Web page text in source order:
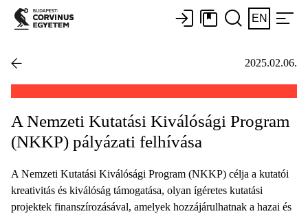
EN
2025.02.06.
A Nemzeti Kutatási Kiválósági Program
(NKKP) pályázati felhívása
A Nemzeti Kutatási Kiválósági Program (NKKP) célja a kutatói
kreativitás és kiválóság támogatása, olyan ígéretes kutatási
projektek finanszírozásával, amelyek hozzájárulhatnak a hazai és